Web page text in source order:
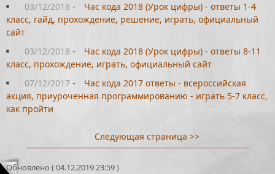
03/12/2018 -
Час кода 2018 (Урок цифры) - ответы 1-4
класс, гайд, прохождение, решение, играть, официальный
сайт
03/12/2018 -
Час кода 2018 (Урок цифры) - ответы 8-11
класс, прохождение, играть, официальный сайт
07/12/2017 -
Час кода 2017 ответы - всероссийская
акция, приуроченная программированию - играть 5-7 класс,
как пройти
Следующая страница >>
Обновлено ( 04.12.2019 23:59 )